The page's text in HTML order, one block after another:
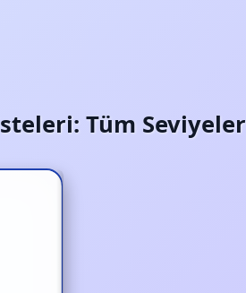
Tüm Seviyeler